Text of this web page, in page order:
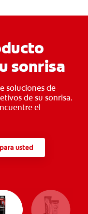
sonrisa
soluciones de
de su sonrisa.
el
usted